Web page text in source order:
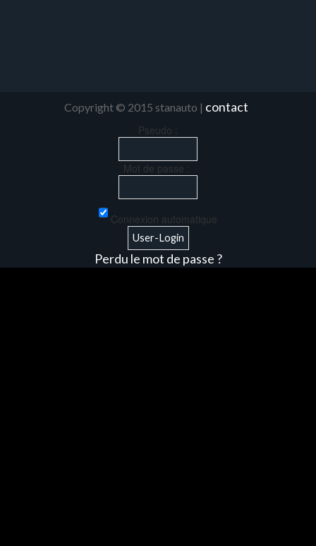
Copyright © 2015 stanauto | contact
Pseudo :
Mot de passe :
Connexion automatique
Perdu le mot de passe ?